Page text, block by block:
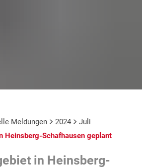
Meldungen 2024
Juli
Heinsberg-Schafhausen geplant
in Heinsberg-